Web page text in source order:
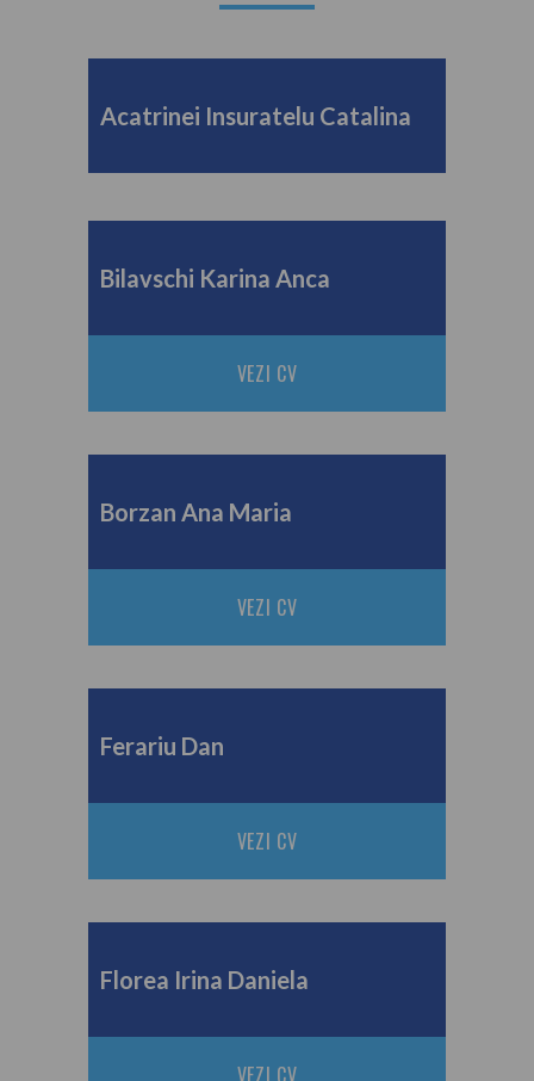
Acatrinei Insuratelu Catalina
Bilavschi Karina Anca
VEZI CV
Borzan Ana Maria
VEZI CV
Ferariu Dan
VEZI CV
Florea Irina Daniela
VEZI CV